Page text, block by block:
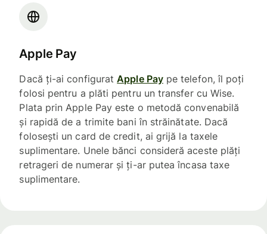
Apple Pay
Dacă ți-ai configuratApple Paype telefon, îl poți
folosi pentru a plăti pentru un transfer cu Wise.
Plata prin Apple Pay este o metodă convenabilă
și rapidă de a trimite bani în străinătate. Dacă
folosești un card de credit, ai grijă la taxele
suplimentare. Unele bănci consideră aceste plăți
retrageri de numerar și ți-ar putea încasa taxe
suplimentare.